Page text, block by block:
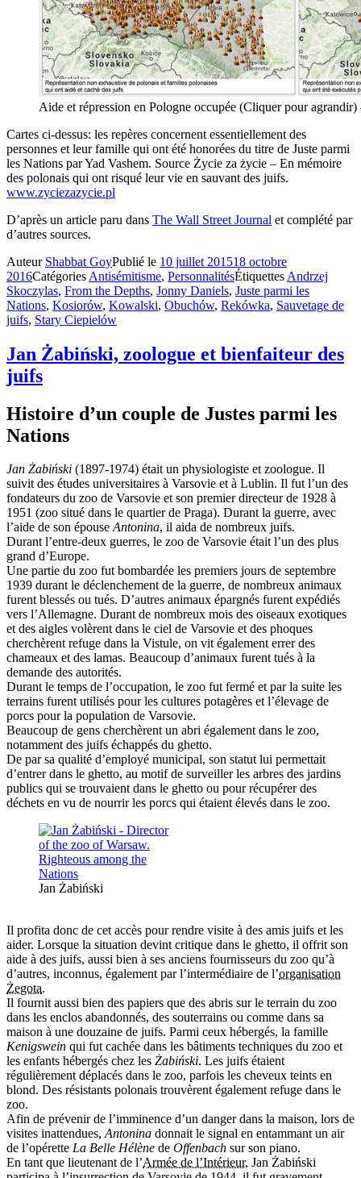
Aide et répression en Pologne occupée (Cliquer pour
Cartes ci-dessus: les repères concernent essentiellement des
personnes et leur famille qui ont été honorées du titre de Juste parmi
les Nations par Yad Vashem. Source Życie za życie – En mémoire
des polonais qui ont risqué leur vie en sauvant des juifs.
www.zyciezazycie.pl
D’après un article paru dans The Wall Street Journal et complété par
d’autres sources.
Auteur Shabbat GoyPublié le 10 juillet 201518 octobre
2016Catégories Antisémitisme, PersonnalitésÉtiquettes Andrzej
Skoczylas, From the Depths, Jonny Daniels, Juste parmi les
Nations, Kosiorów, Kowalski, Obuchów, Rekówka, Sauvetage de
juifs, Stary Ciepielów
Jan Żabiński, zoologue et bienfaiteur des
juifs
Histoire d’un couple de Justes parmi les
Nations
Jan Żabiński (1897-1974) était un physiologiste et zoologue. Il
suivit des études universitaires à Varsovie et à Lublin. Il fut l’un des
fondateurs du zoo de Varsovie et son premier directeur de 1928 à
1951 (zoo situé dans le quartier de Praga). Durant la guerre, avec
l’aide de son épouseAntonina, il aida de nombreux juifs.
Durant l’entre-deux guerres, le zoo de Varsovie était l’un des plus
grand d’Europe.
Une partie du zoo fut bombardée les premiers jours de septembre
1939 durant le déclenchement de la guerre, de nombreux animaux
furent blessés ou tués. D’autres animaux épargnés furent expédiés
vers l’Allemagne. Durant de nombreux mois des oiseaux exotiques
et des aigles volèrent dans le ciel de Varsovie et des phoques
cherchèrent refuge dans la Vistule, on vit également errer des
chameaux et des lamas. Beaucoup d’animaux furent tués à la
demande des autorités.
Durant le temps de l’occupation, le zoo fut fermé et par la suite les
terrains furent utilisés pour les cultures potagères et l’élevage de
porcs pour la population de Varsovie.
Beaucoup de gens cherchèrent un abri également dans le zoo,
notamment des juifs échappés du ghetto.
De par sa qualité d’employé municipal, son statut lui permettait
d’entrer dans le ghetto, au motif de surveiller les arbres des jardins
publics qui se trouvaient dans le ghetto ou pour récupérer des
déchets en vu de nourrir les porcs qui étaient élevés dans le zoo.
Jan Żabiński
Il profita donc de cet accès pour rendre visite à des amis juifs et les
aider. Lorsque la situation devint critique dans le ghetto, il offrit son
aide à des juifs, aussi bien à ses anciens fournisseurs du zoo qu’à
d’autres, inconnus, également par l’intermédiaire de l’organisation
Żegota.
Il fournit aussi bien des papiers que des abris sur le terrain du zoo
dans les enclos abandonnés, des souterrains ou comme dans sa
maison à une douzaine de juifs. Parmi ceux hébergés, la famille
Kenigswein qui fut cachée dans les bâtiments techniques du zoo et
les enfants hébergés chez les Żabiński. Les juifs étaient
régulièrement déplacés dans le zoo, parfois les cheveux teints en
blond. Des résistants polonais trouvèrent également refuge dans le
zoo.
Afin de prévenir de l’imminence d’un danger dans la maison, lors de
visites inattendues,Antonina donnait le signal en entammant un air
de l’opérette La Belle Hélène de Offenbach sur son piano.
En tant que lieutenant de l’Armée de l’Intérieur, Jan Żabiński